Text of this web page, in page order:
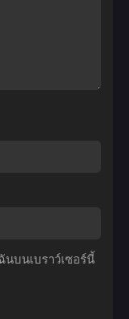
บนเบราว์เซอร์นี้